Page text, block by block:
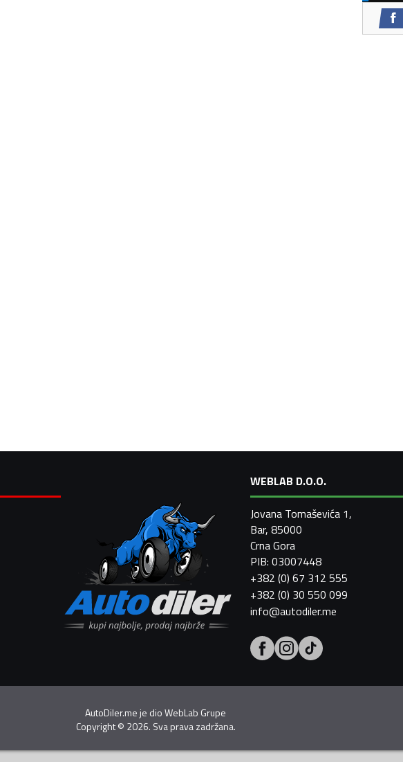
WEBLAB D.O.O.
Jovana Tomaševića 1,
Bar, 85000
Crna Gora
PIB: 03007448
+382 (0) 67 312 555
+382 (0) 30 550 099
info@autodiler.me
AutoDiler.me je dioWebLab Grupe
Copyright© 2026. Sva prava zadržana.